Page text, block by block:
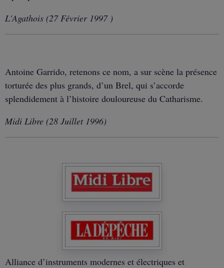
L'Agathois (27 Février 1997 )
Antoine Garrido, retenons ce nom, a sur scène la présence
torturée des plus grands, d’un Brel, qui s’accorde
splendidement à l’histoire douloureuse du Catharisme.
Midi Libre (28 Juillet 1996)
Alliance d’instruments modernes et électriques et